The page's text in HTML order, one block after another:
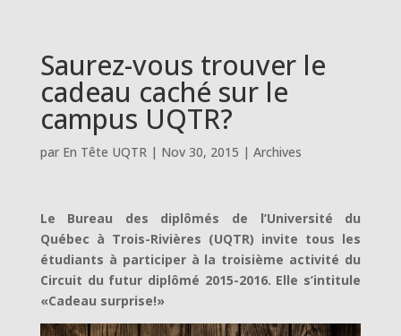
Saurez-vous trouver le
cadeau caché sur le
campus UQTR?
par En Tête UQTR| Nov 30, 2015 | Archives
Le Bureau des diplômés de l’Université du
Québec à Trois-Rivières (UQTR) invite tous les
étudiants à participer à la troisième activité du
Circuit du futur diplômé 2015-2016. Elle s’intitule
«Cadeau surprise!»